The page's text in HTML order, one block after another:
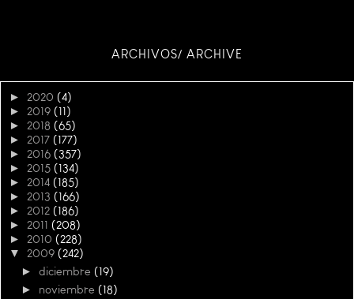
ARCHIVOS/ ARCHIVE
► 2020 (4)
► 2019 (11)
► 2018 (65)
► 2017 (177)
► 2016 (357)
► 2015 (134)
► 2014 (185)
► 2013 (166)
► 2012 (186)
► 2011 (208)
► 2010 (228)
▼ 2009 (242)
► diciembre (19)
► noviembre (18)